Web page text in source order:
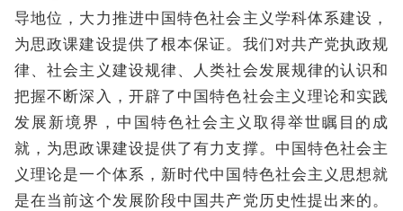
导地位，大力推进中国特色社会主义学科体系建设，
为思政课建设提供了根本保证。我们对共产党执政规
律、社会主义建设规律、人类社会发展规律的认识和
把握不断深入，开辟了中国特色社会主义理论和实践
发展新境界，中国特色社会主义取得举世瞩目的成
就，为思政课建设提供了有力支撑。中国特色社会主
义理论是一个体系，新时代中国特色社会主义思想就
是在当前这个发展阶段中国共产党历史性提出来的。